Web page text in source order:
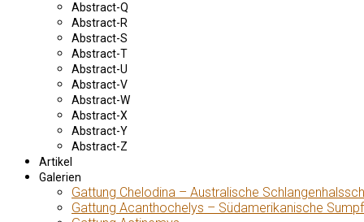
Abstract-Q
Abstract-R
Abstract-S
Abstract-T
Abstract-U
Abstract-V
Abstract-W
Abstract-X
Abstract-Y
Abstract-Z
Artikel
Galerien
Gattung Chelodina – Australische
Gattung Acanthochelys – Südamerikanische